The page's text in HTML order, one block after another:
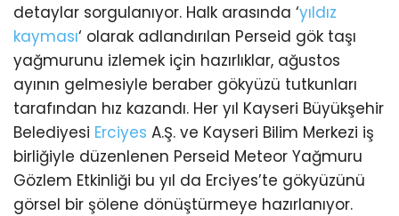
detaylar sorgulanıyor. Halk arasında ‘yıldız
kayması‘ olarak adlandırılan Perseid gök taşı
yağmurunu izlemek için hazırlıklar, ağustos
ayının gelmesiyle beraber gökyüzü tutkunları
tarafından hız kazandı. Her yıl Kayseri Büyükşehir
Belediyesi Erciyes A.Ş. ve Kayseri Bilim Merkezi iş
birliğiyle düzenlenen Perseid Meteor Yağmuru
Gözlem Etkinliği bu yıl da Erciyes’te gökyüzünü
görsel bir şölene dönüştürmeye hazırlanıyor.